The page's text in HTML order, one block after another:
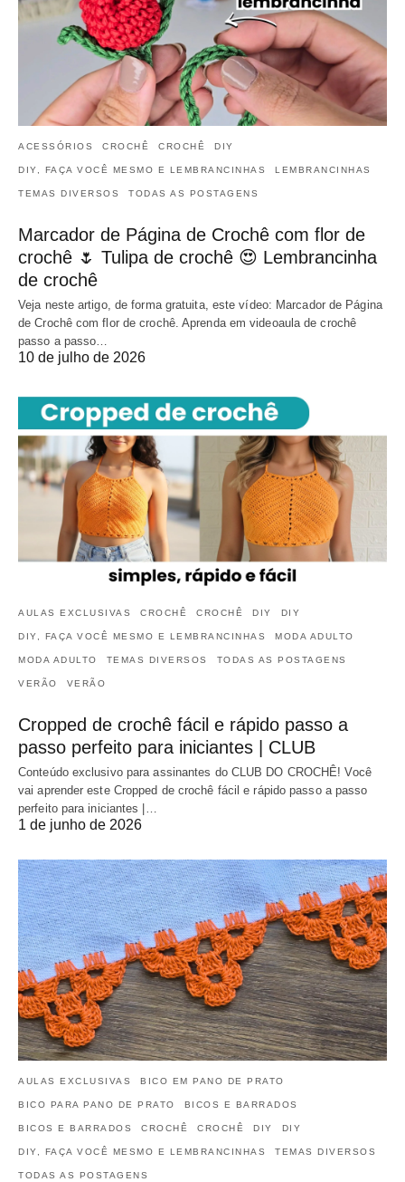
ACESSÓRIOS CROCHÊ CROCHÊ DIY
DIY, FAÇA VOCÊ MESMO E LEMBRANCINHAS LEMBRANCINHAS
TEMAS DIVERSOS TODAS AS POSTAGENS
Marcador de Página de Crochê com flor de
crochê 🌷 Tulipa de crochê 😍 Lembrancinha
de crochê
Veja neste artigo, de forma gratuita, este vídeo: Marcador de Página
de Crochê com flor de crochê. Aprenda em videoaula de crochê
passo a passo…
10 de julho de 2026
AULAS EXCLUSIVAS CROCHÊ CROCHÊ DIY DIY
DIY, FAÇA VOCÊ MESMO E LEMBRANCINHAS MODA ADULTO
MODA ADULTO TEMAS DIVERSOS TODAS AS POSTAGENS
VERÃO VERÃO
Cropped de crochê fácil e rápido passo a
passo perfeito para iniciantes | CLUB
Conteúdo exclusivo para assinantes do CLUB DO CROCHÊ! Você
vai aprender este Cropped de crochê fácil e rápido passo a passo
perfeito para iniciantes |…
1 de junho de 2026
AULAS EXCLUSIVAS BICO EM PANO DE PRATO
BICO PARA PANO DE PRATO BICOS E BARRADOS
BICOS E BARRADOS CROCHÊ CROCHÊ DIY DIY
DIY, FAÇA VOCÊ MESMO E LEMBRANCINHAS TEMAS DIVERSOS
TODAS AS POSTAGENS